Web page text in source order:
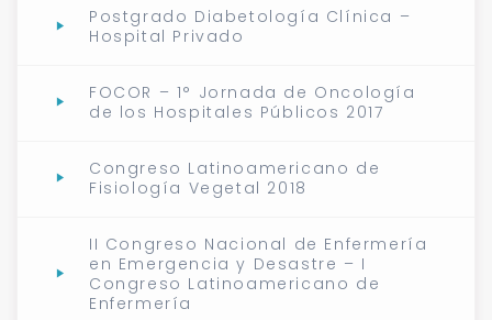
Postgrado Diabetología Clínica –
Hospital Privado
FOCOR – 1° Jornada de Oncología
de los Hospitales Públicos 2017
Congreso Latinoamericano de
Fisiología Vegetal 2018
II Congreso Nacional de Enfermería
en Emergencia y Desastre – I
Congreso Latinoamericano de
Enfermería